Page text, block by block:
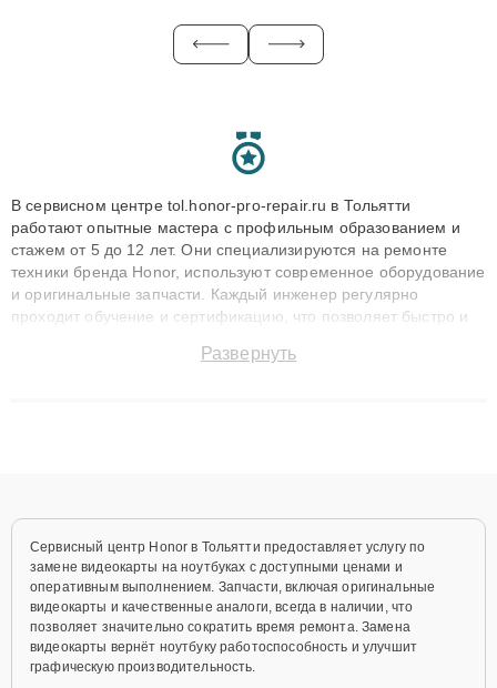
В сервисном центре tol.honor-pro-repair.ru в Тольятти
работают опытные мастера с профильным образованием и
стажем от 5 до 12 лет. Они специализируются на ремонте
техники бренда Honor, используют современное оборудование
и оригинальные запчасти. Каждый инженер регулярно
проходит обучение и сертификацию, что позволяет быстро и
сохранением гарантии до 3 лет. Наши мастера решают
Развернуть
Сервисный центр Honor в Тольятти предоставляет услугу по
замене видеокарты на ноутбуках с доступными ценами и
оперативным выполнением. Запчасти, включая оригинальные
видеокарты и качественные аналоги, всегда в наличии, что
позволяет значительно сократить время ремонта. Замена
видеокарты вернёт ноутбуку работоспособность и улучшит
графическую производительность.